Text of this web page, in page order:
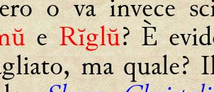
o va invece
eRĭglŭ? È
ma